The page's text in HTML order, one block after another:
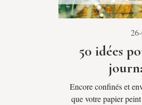
50 idées
Encore confinés et
que votre papier